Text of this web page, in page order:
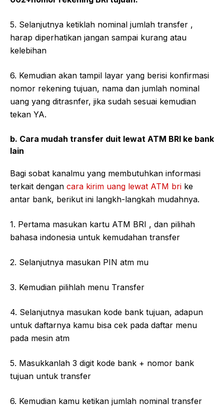
5. Selanjutnya ketiklah nominal jumlah transfer ,
harap diperhatikan jangan sampai kurang atau
kelebihan
6. Kemudian akan tampil layar yang berisi konfirmasi
nomor rekening tujuan, nama dan jumlah nominal
uang yang ditrasnfer, jika sudah sesuai kemudian
tekan YA.
b. Cara mudah transfer duit lewat ATM BRI ke bank
lain
Bagi sobat kanalmu yang membutuhkan informasi
terkait dengan cara kirim uang lewat ATM bri ke
antar bank, berikut ini langkh-langkah mudahnya.
1. Pertama masukan kartu ATM BRI , dan pilihah
bahasa indonesia untuk kemudahan transfer
2. Selanjutnya masukan PIN atm mu
3. Kemudian pilihlah menu Transfer
4. Selanjutnya masukan kode bank tujuan, adapun
untuk daftarnya kamu bisa cek pada daftar menu
pada mesin atm
5. Masukkanlah 3 digit kode bank + nomor bank
tujuan untuk transfer
6. Kemudian kamu ketikan jumlah nominal transfer